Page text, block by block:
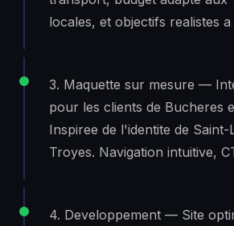
locales, et objectifs realistes a
3. Maquette sur mesure —
pour les clients de Bucheres
Inspiree de l'identite de
Troyes. Navigation intuitive,
4. Developpement — Site